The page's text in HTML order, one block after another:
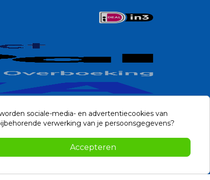
Noviostores.nl. Alle rechten voorbehouden.
sociale-media- en advertentiecookies van
verwerking van je persoonsgegevens?
Accepteren